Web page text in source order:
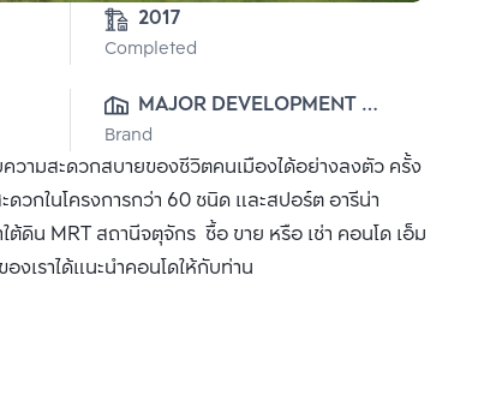
2017
Completed
MAJOR DEVELOPMENT
PUBLIC CO., LTD.
Brand
ามสะดวกสบายของชีวิตคนเมืองได้อย่างลงตัว ครั้ง
กในโครงการกว่า 60 ชนิด และสปอร์ต อารีน่า
ดิน MRT สถานีจตุจักร ซื้อ ขาย หรือ เช่า คอนโด เอ็ม
เราได้แนะนำคอนโดให้กับท่าน